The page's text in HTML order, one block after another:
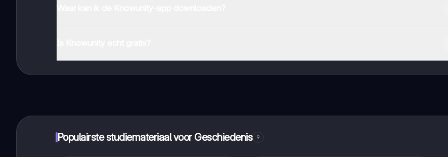
handbereik!
Populairste studiemateriaal voor Geschiedenis 9